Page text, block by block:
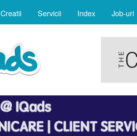
Creatii Servicii Index Job-uri